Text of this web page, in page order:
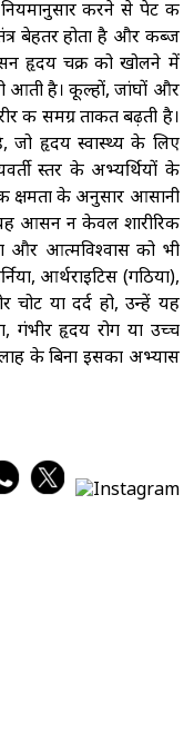
करने से पेट की
बेहतर होता है और कब्ज
हृदय चक्र को खोलने में
आती है। कूल्हों, जांघों और
की समग्र ताकत बढ़ती है।
जो हृदय स्वास्थ्य के लिए
स्तर के अभ्यर्थियों के
क्षमता के अनुसार आसानी
आसन न केवल शारीरिक
और आत्मविश्वास को भी
आर्थराइटिस (गठिया),
या दर्द हो, उन्हें यह
हृदय रोग या उच्च
के बिना इसका अभ्यास